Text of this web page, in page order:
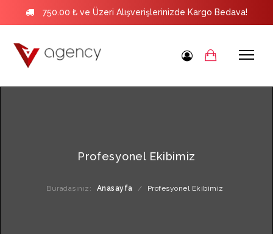
750.00 ₺ ve Üzeri Alışverişlerinizde Kargo Bedava!
Profesyonel Ekibimiz
Buradasınız: Anasayfa / Profesyonel Ekibimiz